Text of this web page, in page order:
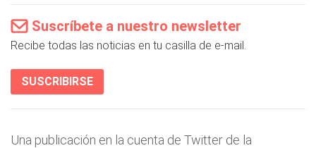
Suscríbete a nuestro newsletter
Recibe todas las noticias en tu casilla de e-mail.
SUSCRIBIRSE
Una publicación en la cuenta de Twitter de la